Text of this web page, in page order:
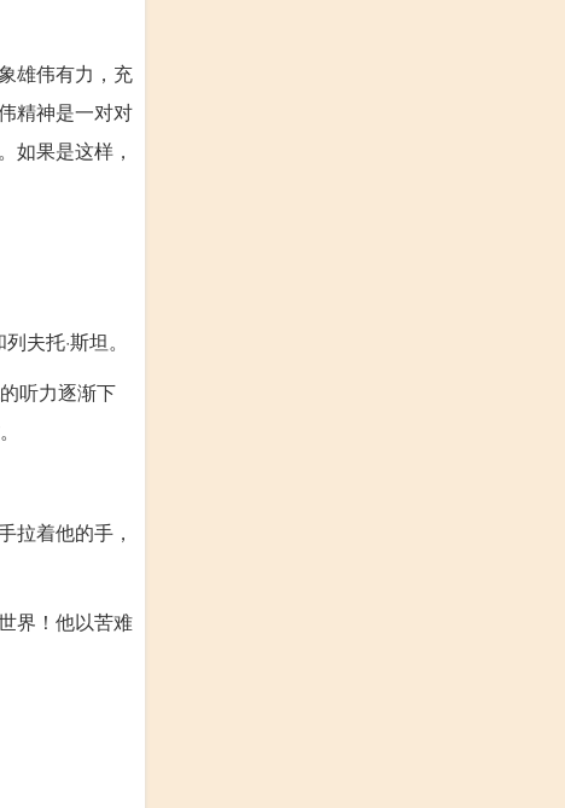
雄伟有力，充
精神是一对对
如果是这样，
夫托·斯坦。
听力逐渐下
拉着他的手，
界！他以苦难